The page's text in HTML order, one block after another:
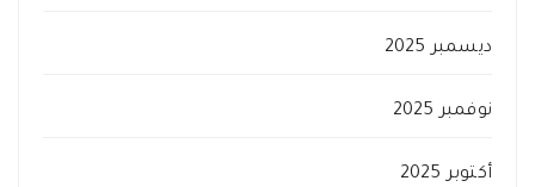
ديسمبر 2025
نوفمبر 2025
أكتوبر 2025